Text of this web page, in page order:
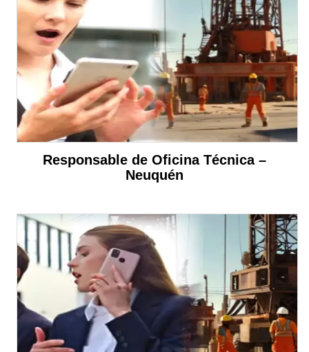
Responsable de Oficina Técnica –
Neuquén